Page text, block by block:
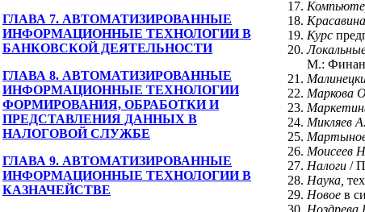
ГЛАВА 7. АВТОМАТИЗИРОВАННЫЕ
ИНФОРМАЦИОННЫЕ ТЕХНОЛОГИИ В
БАНКОВСКОЙ ДЕЯТЕЛЬНОСТИ
ГЛАВА 8. АВТОМАТИЗИРОВАННЫЕ
ИНФОРМАЦИОННЫЕ ТЕХНОЛОГИИ
ФОРМИРОВАНИЯ, ОБРАБОТКИ И
ПРЕДСТАВЛЕНИЯ ДАННЫХ В
НАЛОГОВОЙ СЛУЖБЕ
ГЛАВА 9. АВТОМАТИЗИРОВАННЫЕ
ИНФОРМАЦИОННЫЕ ТЕХНОЛОГИИ В
КАЗНАЧЕЙСТВЕ
Курс
М.:
Маркова
Микляев
Моисеев
Налоги /
Наука,
Новое в